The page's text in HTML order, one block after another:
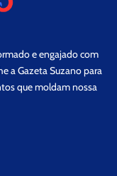
e engajado com
a Gazeta Suzano para
que moldam nossa